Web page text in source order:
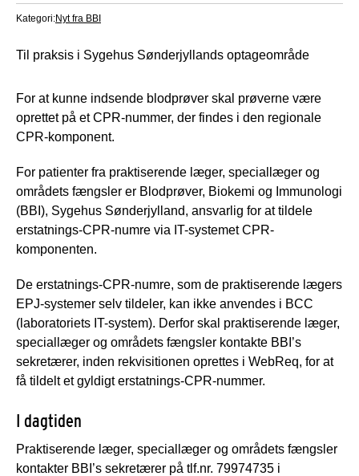
Kategori:Nyt fra BBI
Til praksis i Sygehus Sønderjyllands optageområde
For at kunne indsende blodprøver skal prøverne være
oprettet på et CPR-nummer, der findes i den regionale
CPR-komponent.
For patienter fra praktiserende læger, speciallæger og
områdets fængsler er Blodprøver, Biokemi og Immunologi
(BBI), Sygehus Sønderjylland, ansvarlig for at tildele
erstatnings-CPR-numre via IT-systemet CPR-
komponenten.
De erstatnings-CPR-numre, som de praktiserende lægers
EPJ-systemer selv tildeler, kan ikke anvendes i BCC
(laboratoriets IT-system). Derfor skal praktiserende læger,
speciallæger og områdets fængsler kontakte BBI’s
sekretærer, inden rekvisitionen oprettes i WebReq, for at
få tildelt et gyldigt erstatnings-CPR-nummer.
I dagtiden
Praktiserende læger, speciallæger og områdets fængsler
kontakter BBI’s sekretærer på tlf.nr. 79974735 i